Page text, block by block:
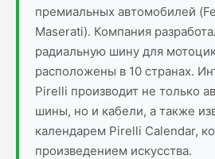
премиальных автомобилей
Maserati). Компания
радиальную шину для
расположены в 10 странах.
Pirelli производит не только
шины, но и кабели, а также
календарем Pirelli Calendar,
произведением искусства.